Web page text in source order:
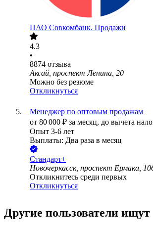
ПАО Совкомбанк. Продажи
4.3
•
8874 отзыва
Аксай, проспект Ленина, 20
Можно без резюме
Откликнуться
Менеджер по оптовым продажам
от 80 000 ₽ за месяц, до вычета
Опыт 3-6 лет
Выплаты: Два раза в месяц
Стандарт+
Новочеркасск, проспект Ермака,
Откликнитесь среди первых
Откликнуться
Другие пользователи ищут